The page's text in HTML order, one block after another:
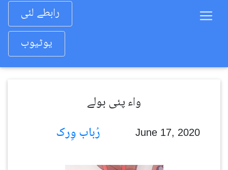
رابطے لئی
یوٹیوب
واء پئی بولے
June 17, 2020